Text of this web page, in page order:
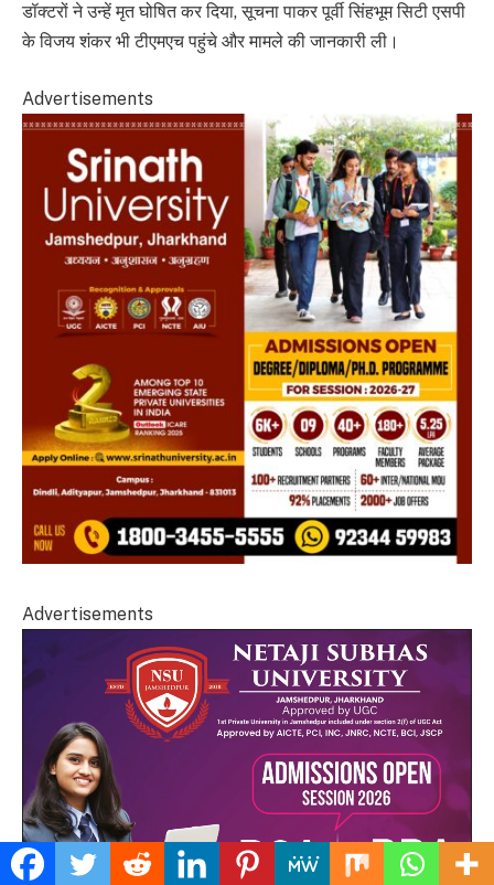
डॉक्टरों ने उन्हें मृत घोषित कर दिया, सूचना पाकर पूर्वी सिंहभूम सिटी एसपी
के विजय शंकर भी टीएमएच पहुंचे और मामले की जानकारी ली।
Advertisements
Advertisements